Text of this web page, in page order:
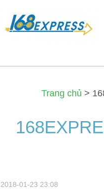
Trang chủ >
2018-01-23 23:08